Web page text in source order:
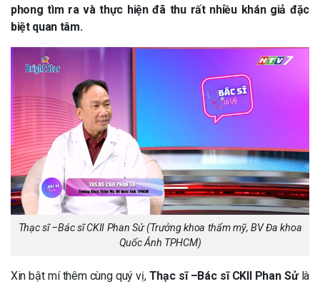
phong tìm ra và thực hiệnđã thu rất nhiều khán giả đặc
biệt quan tâm.
Thạc sĩ –Bác sĩ CKII Phan Sử (Trưởng khoa thẩm mỹ, BV Đa khoa
Quốc Ánh TPHCM)
Xin bật mí thêm cùng quý vị,Thạc sĩ –Bác sĩ CKII Phan Sử là